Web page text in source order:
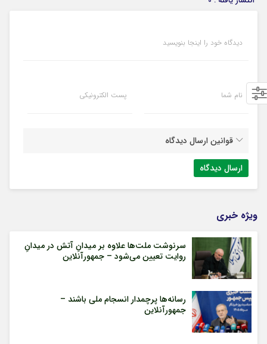
دیدگاه خود را اینجا بنویسید
نام شما پست الکترونیکی
قوانین ارسال دیدگاه
ویژه خبری
سرنوشت ملت‌ها علاوه بر میدانِ آتش در میدانِ
روایت تعیین می‌شود – جمهورآنلاین
رسانه‌ها پرچمدار انسجام ملی باشند –
جمهورآنلاین